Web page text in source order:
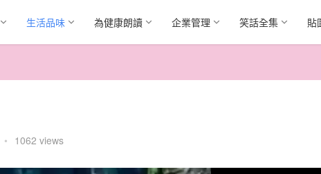
生活品味 為健康朗讀 企業管理 笑話全集 貼
• 1062 views